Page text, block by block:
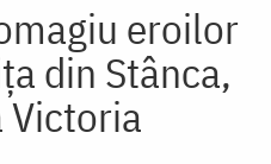
eroilor
din Stânca,
Victoria